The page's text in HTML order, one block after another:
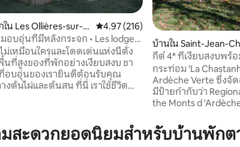
145 รีวิว
ใน Les Ollières-sur-E
คะแนนเฉลี่ย 4.97 จาก 5, 216 รีวิว
4.97 (216)
อบอุ่นที่มีหลังกระจก • Les lodges
เหมือนใครและโดดเด่นแห่งนี้ตั้ง
ที่สูงของที่พักอย่างเงียบสงบ ชา
อบอุ่นของเรายินดีต้อนรับคุณ
งต้นไผ่และต้นสน ที่นี่ เราใช้ชีวิต
การตกแต่งที่มีรสนิยมและความ
ยอย่างสมบูรณ์แบบ ตั้งแต่เดือน
บ้านใน Saint-Jean-
กีต์ 4* ที่เงียบสงบพร้
กระท่อม 'La
Ardèche Verte ซึ่งจั
มีป้ายกำกับว่า
the Monts d
(บ้านป้อมปราการเก่
ความสูง 800 เมตร ตั้
สะดวกยอดนิยมสำหรับบ้านพักต